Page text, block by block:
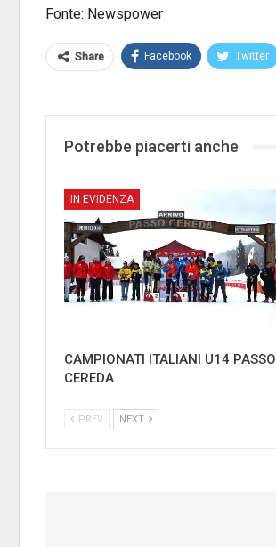
Fonte: Newspower
Share Facebook Twitter
Potrebbe piacerti anche
IN EVIDENZA
CAMPIONATI ITALIANI U14 PASSO
CEREDA
PREV NEXT